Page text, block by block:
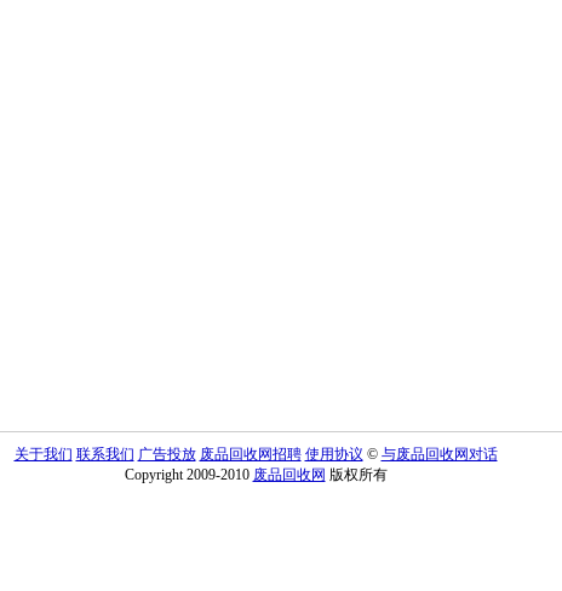
关于我们 联系我们 广告投放 废品回收网招聘 使用协议 © 与废品回收网对话
Copyright 2009-2010 废品回收网 版权所有